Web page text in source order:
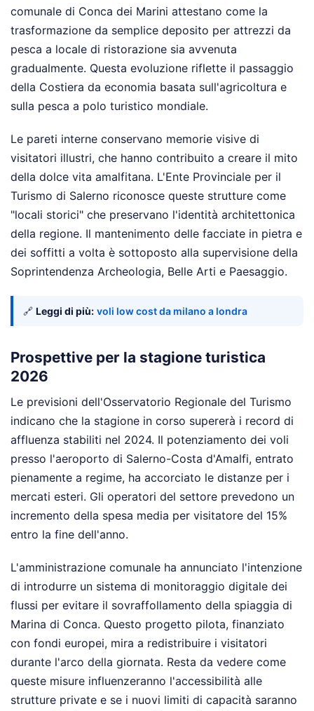
comunale di Conca dei Marini attestano come la
trasformazione da semplice deposito per attrezzi da
pesca a locale di ristorazione sia avvenuta
gradualmente. Questa evoluzione riflette il passaggio
della Costiera da economia basata sull'agricoltura e
sulla pesca a polo turistico mondiale.
Le pareti interne conservano memorie visive di
visitatori illustri, che hanno contribuito a creare il mito
della dolce vita amalfitana. L'Ente Provinciale per il
Turismo di Salerno riconosce queste strutture come
"locali storici" che preservano l'identità architettonica
della regione. Il mantenimento delle facciate in pietra e
dei soffitti a volta è sottoposto alla supervisione della
Soprintendenza Archeologia, Belle Arti e Paesaggio.
🔗 Leggi di più: voli low cost da milano a londra
Prospettive per la stagione turistica
2026
Le previsioni dell'Osservatorio Regionale del Turismo
indicano che la stagione in corso supererà i record di
affluenza stabiliti nel 2024. Il potenziamento dei voli
presso l'aeroporto di Salerno-Costa d'Amalfi, entrato
pienamente a regime, ha accorciato le distanze per i
mercati esteri. Gli operatori del settore prevedono un
incremento della spesa media per visitatore del 15%
entro la fine dell'anno.
L'amministrazione comunale ha annunciato l'intenzione
di introdurre un sistema di monitoraggio digitale dei
flussi per evitare il sovraffollamento della spiaggia di
Marina di Conca. Questo progetto pilota, finanziato
con fondi europei, mira a redistribuire i visitatori
durante l'arco della giornata. Resta da vedere come
queste misure influenzeranno l'accessibilità alle
strutture private e se i nuovi limiti di capacità saranno